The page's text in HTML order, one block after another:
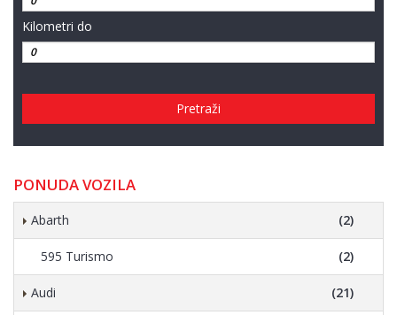
Kilometri do
Pretraži
PONUDA VOZILA
Abarth (2)
595 Turismo (2)
Audi (21)